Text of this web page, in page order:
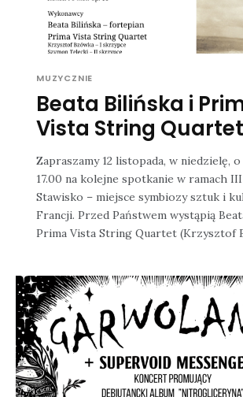
MUZYCZNIE
Beata Bilińska i
Vista String Quartet
Zapraszamy 12 listopada, w niedzielę,
17.00 na kolejne spotkanie w ramach
Stawisko – miejsce symbiozy sztuk i
Francji. Przed Państwem wystąpią Beata Bilińska i
Prima Vista String